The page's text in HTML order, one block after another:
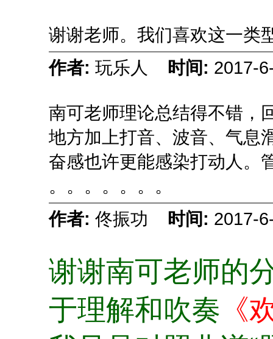
谢谢老师。我们喜欢这一类
作者: 玩乐人 时间: 2017-
南可老师理论总结得不错，
地方加上打音、波音、气息
奋感也许更能感染打动人。
。。。。。。。
作者: 佟振功 时间: 2017-
谢谢南可老师的
于理解和吹奏 《